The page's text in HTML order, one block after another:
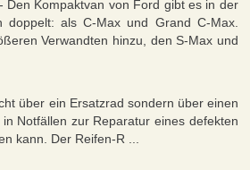
Den Kompaktvan von Ford gibt es in der
doppelt: als C-Max und Grand C-Max.
Verwandten hinzu, den S-Max und
über ein Ersatzrad sondern über einen
Notfällen zur Reparatur eines defekten
kann. Der Reifen-R ...